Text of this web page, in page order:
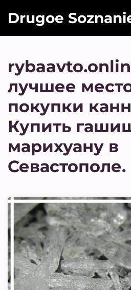
Drugoe
лучшее
покупки
Купить
марихуану в
Севастополе.